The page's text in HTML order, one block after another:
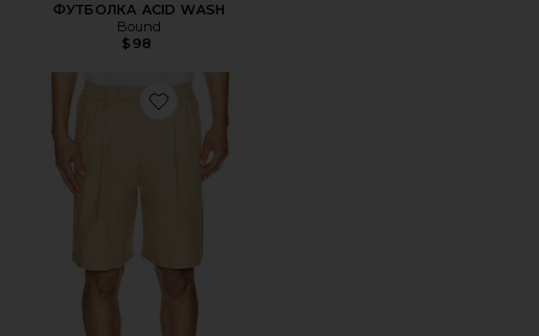
ФУТБОЛКА ACID WASH
Bound
$98
Favorite ШОРТЫ WIDE